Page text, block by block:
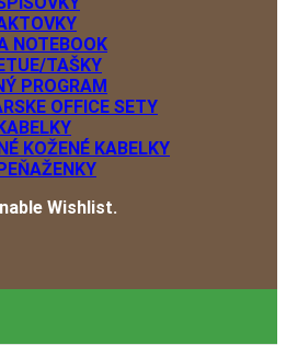
NOTEBOOK
TAŠKY
PROGRAM
OFFICE SETY
KOŽENÉ KABELKY
Wishlist.